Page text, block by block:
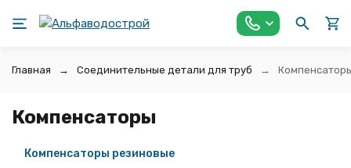
Главная Соединительные детали для труб
Компенсаторы
Компенсаторы резиновые